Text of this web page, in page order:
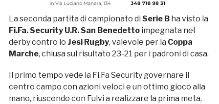
La seconda partita di campionato di Serie Bha visto la
Fi.Fa. Security U.R. San Benedettoimpegnata nel
derby contro lo Jesi Rugby, valevole per la Coppa
Marche, chiusa sul risultato 23-21 per i padroni di casa.
Il primo tempo vede la Fi.Fa Security governare il
centro campo con azioni veloci e un ottimo gioco alla
mano, riuscendo con Fulvi a realizzare la prima meta,